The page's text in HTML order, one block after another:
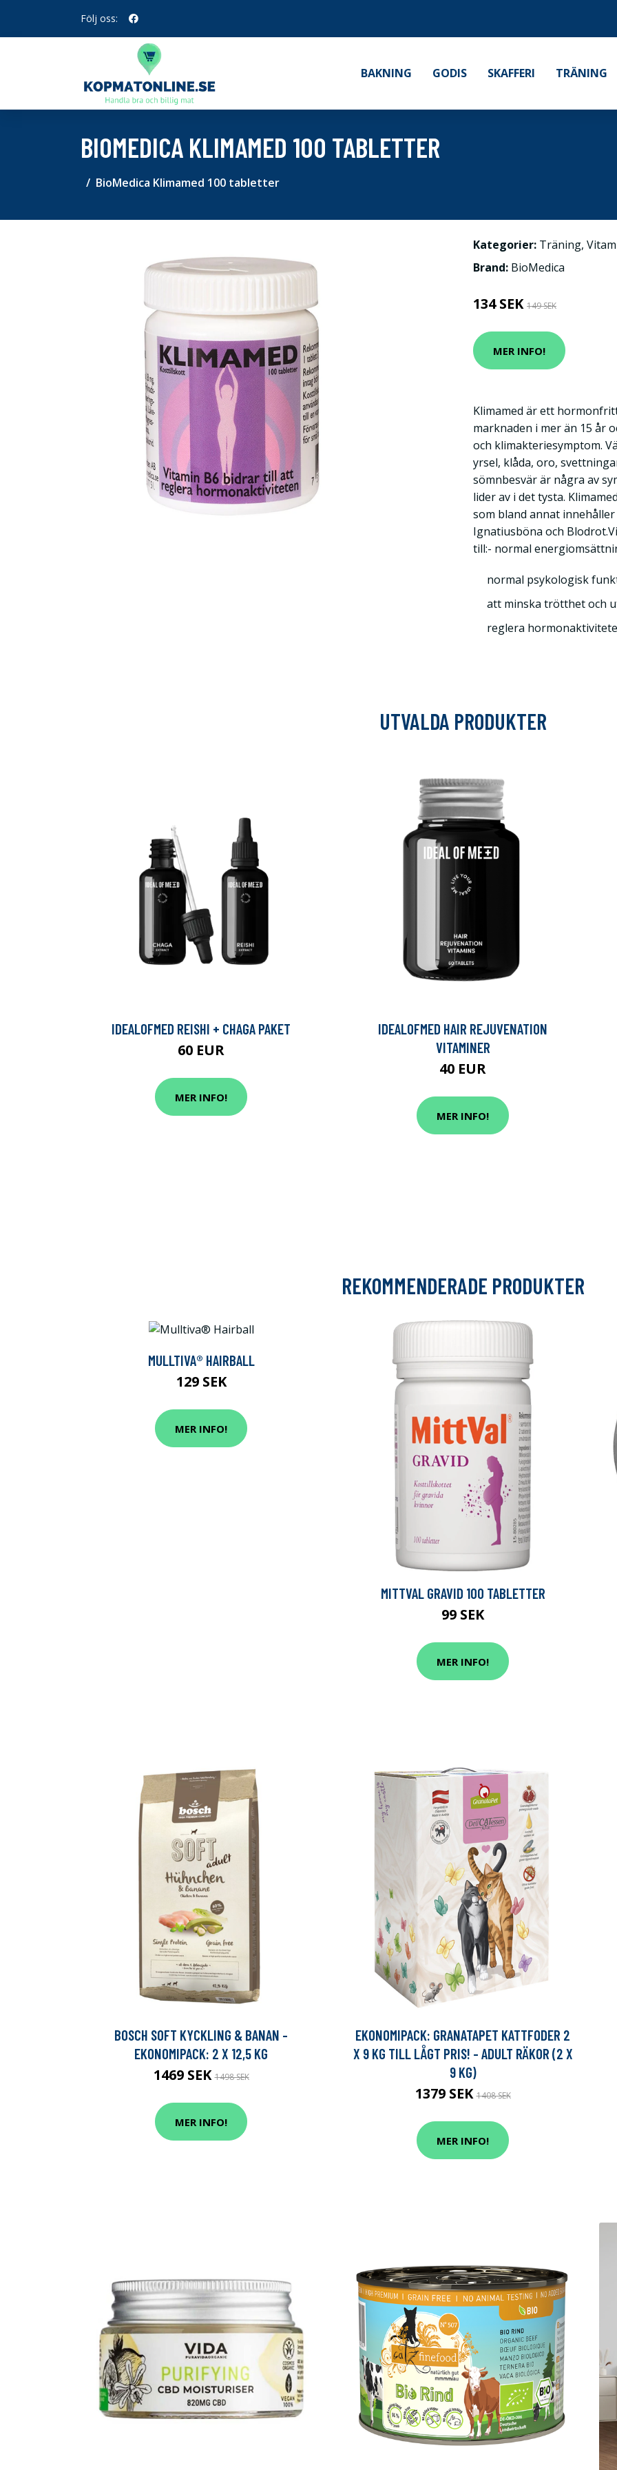
Följ oss:
BAKNING GODIS SKAFFERI TRÄNING
BIOMEDICA KLIMAMED 100 TABLETTER
BioMedica Klimamed 100 tabletter
Kategorier: Träning,
Brand: BioMedica
134 SEK 149 SEK
MER INFO!
Klimamed är ett
marknaden i mer än 15 år
och klimakteriesymptom.
yrsel, klåda, oro,
sömnbesvär är några av
lider av i det tysta.
som bland annat
Ignatiusböna och
till:- normal
normal psykologisk
att minska trötthet och
reglera
UTVALDA PRODUKTER
IDEALOFMED REISHI + CHAGA PAKET
60 EUR
MER INFO!
IDEALOFMED HAIR REJUVENATION
VITAMINER
40 EUR
MER INFO!
REKOMMENDERADE PRODUKTER
MULLTIVA® HAIRBALL
129 SEK
MER INFO!
MITTVAL GRAVID 100 TABLETTER
99 SEK
MER INFO!
BOSCH SOFT KYCKLING & BANAN -
EKONOMIPACK: 2 X 12,5 KG
1469 SEK1498 SEK
MER INFO!
EKONOMIPACK: GRANATAPET KATTFODER 2
X 9 KG TILL LÅGT PRIS! - ADULT RÄKOR (2 X
9 KG)
1379 SEK1408 SEK
MER INFO!